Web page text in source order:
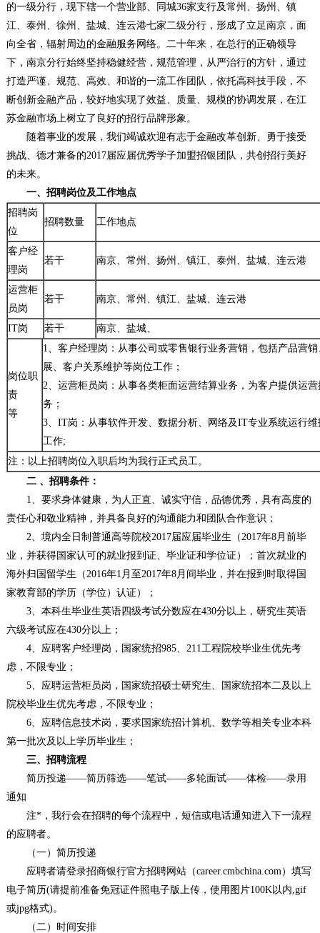
的一级分行，现下辖一个营业部、同城36家支行及常州、扬州、镇
江、泰州、徐州、盐城、连云港七家二级分行，形成了立足南京，面
向全省，辐射周边的金融服务网络。二十年来，在总行的正确领导
下，南京分行始终坚持稳健经营，规范管理，从严治行的方针，通过
打造严谨、规范、高效、和谐的一流工作团队，依托高科技手段，不
断创新金融产品，较好地实现了效益、质量、规模的协调发展，在江
苏金融市场上树立了良好的招行品牌形象。
随着事业的发展，我们竭诚欢迎有志于金融改革创新、勇于接受
挑战、德才兼备的2017届应届优秀学子加盟招银团队，共创招行美好
的未来。
一、招聘岗位及工作地点
招聘岗
位
招聘数量 工作地点
客户经
理岗
若干 南京、常州、扬州、镇江、泰州、盐城、连云港
运营柜
员岗
若干 南京、常州、镇江、盐城、连云港
IT岗 若干 南京、盐城、
岗位职
责
等
1、客户经理岗：从事公司或零售银行业务营销，包括产品营
展、客户关系维护等岗位工作；
2、运营柜员岗：从事各类柜面运营结算业务，为客户提供运
务；
3、IT岗：从事软件开发、数据分析、网络及IT专业系统运行
工作;
注：以上招聘岗位入职后均为我行正式员工。
二 、招聘条件：
1、要求身体健康，为人正直、诚实守信，品德优秀，具有高度的
责任心和敬业精神，并具备良好的沟通能力和团队合作意识；
2、境内全日制普通高等院校2017届应届毕业生（2017年8月前毕
业，并获得国家认可的就业报到证、毕业证和学位证）；首次就业的
海外归国留学生（2016年1月至2017年8月间毕业，并在报到时取得国
家教育部的学历（学位）认证）；
3、本科生毕业生英语四级考试分数应在430分以上，研究生英语
六级考试应在430分以上；
4、应聘客户经理岗，国家统招985、211工程院校毕业生优先考
虑，不限专业；
5、应聘运营柜员岗，国家统招硕士研究生、国家统招本二及以上
院校毕业生优先考虑，不限专业；
6、应聘信息技术岗，要求国家统招计算机、数学等相关专业本科
第一批次及以上学历毕业生；
三、招聘流程
简历投递——简历筛选——笔试——多轮面试——体检——录用
通知
注*，我行会在招聘的每个流程中，短信或电话通知进入下一流程
的应聘者。
（一）简历投递
应聘者请登录招商银行官方招聘网站（career.cmbchina.com）填写
电子简历(请提前准备免冠证件照电子版上传，使用图片100K以内,gif
或jpg格式)。
（二）时间安排